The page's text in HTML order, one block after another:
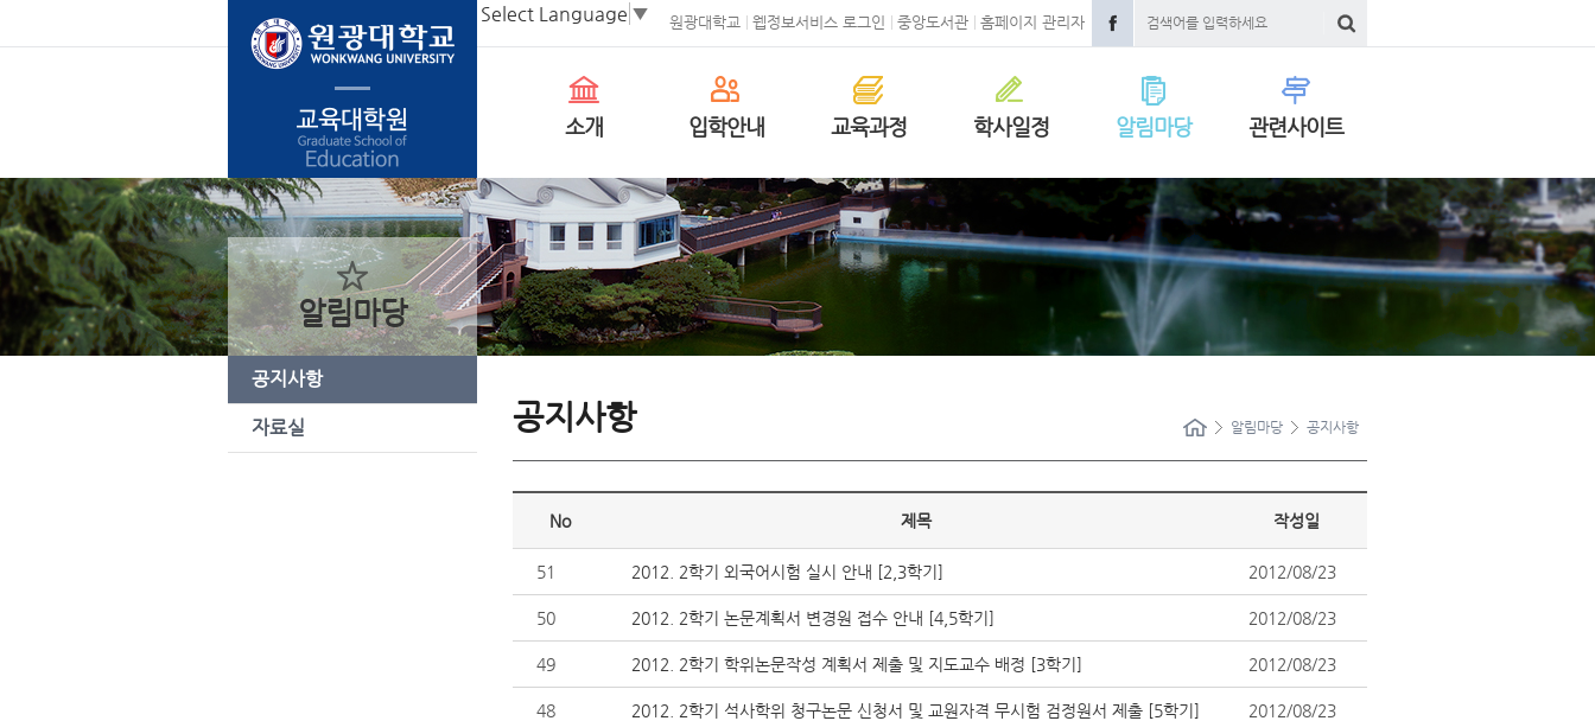
원광대학교 웹정보서비스 로그인 중앙도서관 홈페이지 관리자
Select Language ▼
소개 입학안내 교육과정 학사일정 알림마당 관련사이트
알림마당
공지사항
자료실 공지사항 알림마당 공지사항
No 제목 작성일
51 2012. 2학기 외국어시험 실시 안내 [2,3학기] 2012/08/23
50 2012. 2학기 논문계획서 변경원 접수 안내 [4,5학기] 2012/08/23
49 2012. 2학기 학위논문작성 계획서 제출 및 지도교수 배정 [3학기] 2012/08/23
48 2012. 2학기 석사학위 청구논문 신청서 및 교원자격 무시험 검정원서 제출 [5학기] 2012/08/23